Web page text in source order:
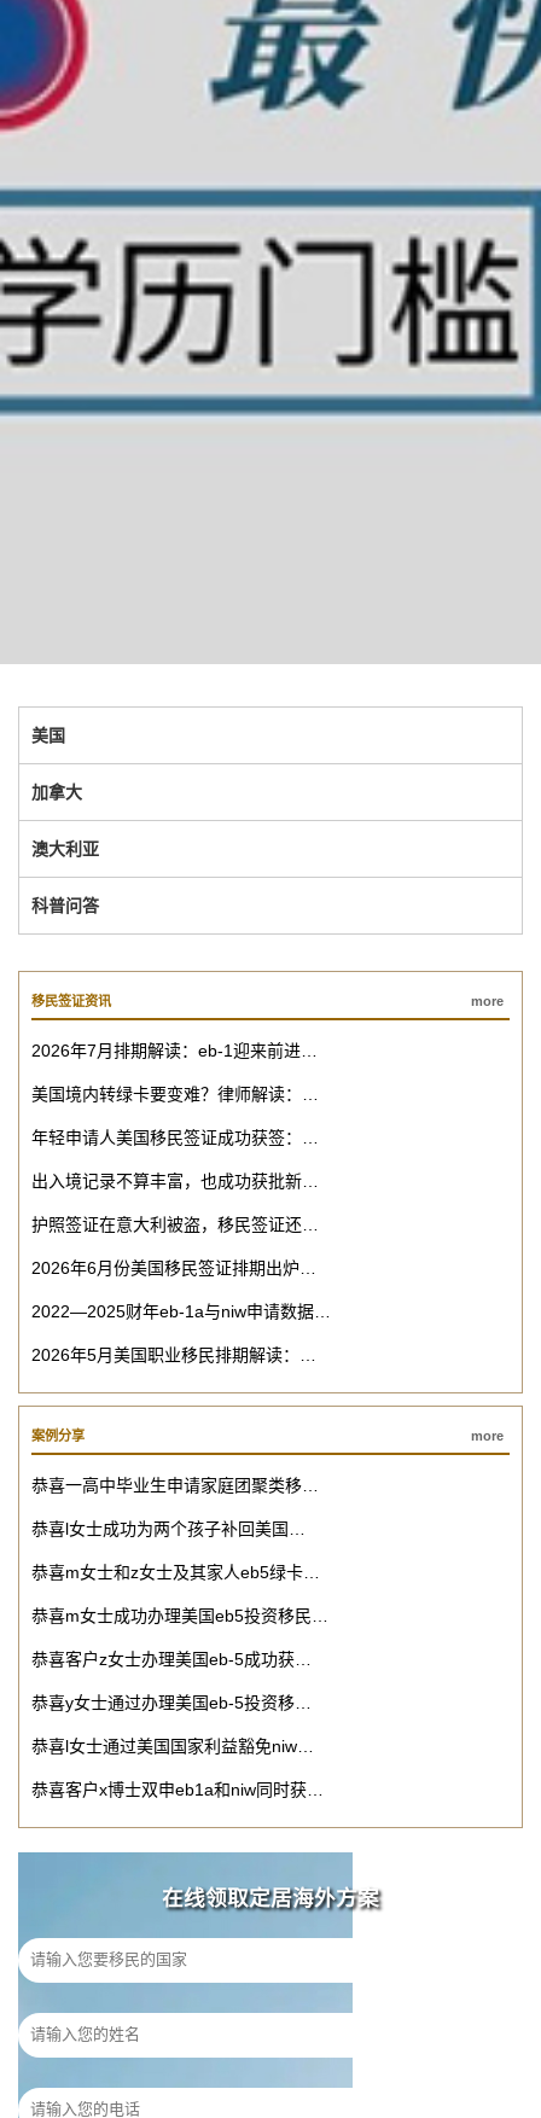
美国
加拿大
澳大利亚
科普问答
移民签证资讯 more
2026年7月排期解读：eb-1迎来前进…
美国境内转绿卡要变难？律师解读：…
年轻申请人美国移民签证成功获签：…
出入境记录不算丰富，也成功获批新…
护照签证在意大利被盗，移民签证还…
2026年6月份美国移民签证排期出炉…
2022—2025财年eb-1a与niw申请数据…
2026年5月美国职业移民排期解读：…
案例分享 more
恭喜一高中毕业生申请家庭团聚类移…
恭喜l女士成功为两个孩子补回美国…
恭喜m女士和z女士及其家人eb5绿卡…
恭喜m女士成功办理美国eb5投资移民…
恭喜客户z女士办理美国eb-5成功获…
恭喜y女士通过办理美国eb-5投资移…
恭喜l女士通过美国国家利益豁免niw…
恭喜客户x博士双申eb1a和niw同时获…
在线领取定居海外方案